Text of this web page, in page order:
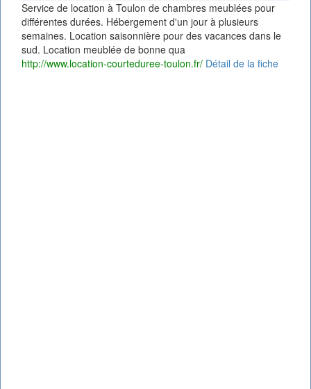
Service de location à Toulon de chambres meublées pour
différentes durées. Hébergement d'un jour à plusieurs
semaines. Location saisonnière pour des vacances dans le
sud. Location meublée de bonne qua
http://www.location-courteduree-toulon.fr/ Détail de la fiche